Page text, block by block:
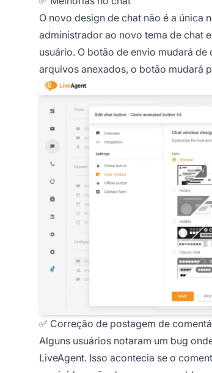
O novo design de chat não é a única
administrador ao novo tema de chat
usuário. O botão de envio mudará
arquivos anexados, o botão mudará
✅ Correção de postagem de
Alguns usuários notaram um bug
LiveAgent. Isso acontecia se o